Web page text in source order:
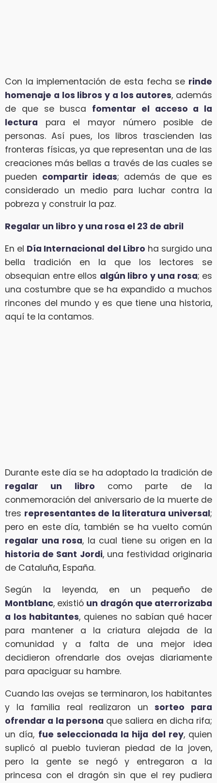
Con la implementación de esta fecha se rinde
homenaje a los libros y a los autores, además
de que se busca fomentar el acceso a la
lectura para el mayor número posible de
personas. Así pues, los libros trascienden las
fronteras físicas, ya que representan una de las
creaciones más bellas a través de las cuales se
pueden compartir ideas; además de que es
considerado un medio para luchar contra la
pobreza y construir la paz.
Regalar un libro y una rosa el 23 de abril
En el Día Internacional del Libro ha surgido una
bella tradición en la que los lectores se
obsequian entre ellos algún libro y una rosa; es
una costumbre que se ha expandido a muchos
rincones del mundo y es que tiene una historia,
aquí te la contamos.
Durante este día se ha adoptado la tradición de
regalar un libro como parte de la
conmemoración del aniversario de la muerte de
tres representantes de la literatura universal;
pero en este día, también se ha vuelto común
regalar una rosa, la cual tiene su origen en la
historia de Sant Jordi, una festividad originaria
de Cataluña, España.
Según la leyenda, en un pequeño de
Montblanc, existió un dragón que aterrorizaba
a los habitantes, quienes no sabían qué hacer
para mantener a la criatura alejada de la
comunidad y a falta de una mejor idea
decidieron ofrendarle dos ovejas diariamente
para apaciguar su hambre.
Cuando las ovejas se terminaron, los habitantes
y la familia real realizaron unsorteo para
ofrendar a la persona que saliera en dicha rifa;
un día, fue seleccionada la hija del rey, quien
suplicó al pueblo tuvieran piedad de la joven,
pero la gente se negó y entregaron a la
princesa con el dragón sin que el rey pudiera